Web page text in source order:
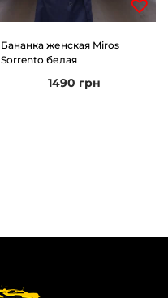
Бананка женская Miros
Sorrento белая
1490 грн